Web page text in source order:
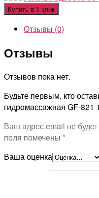
Купить в 1 клик
Отзывы (0)
Отзывы
Отзывов пока нет.
Будьте первым, кто
гидромассажная GF-821
Ваш адрес email не
поля помечены *
Ваша оценка